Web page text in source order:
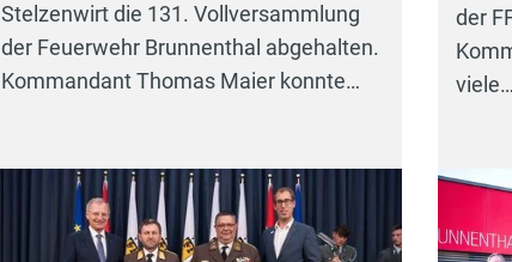
Stelzenwirt die 131. Vollversammlung
der Feuerwehr Brunnenthal abgehalten.
Kommandant Thomas Maier konnte…
der
viele…